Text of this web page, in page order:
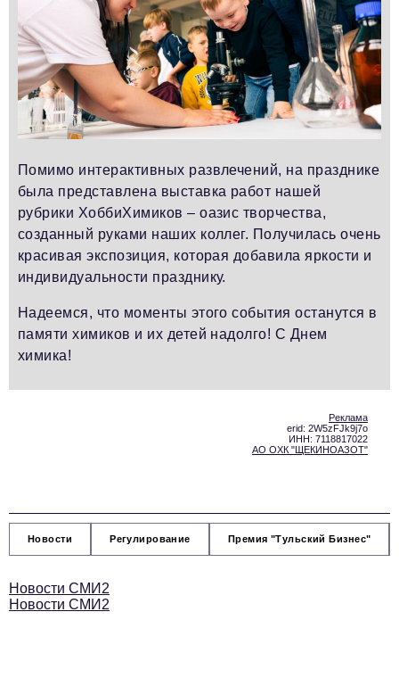
Помимо интерактивных развлечений, на празднике
была представлена выставка работ нашей
рубрики ХоббиХимиков – оазис творчества,
созданный руками наших коллег. Получилась очень
красивая экспозиция, которая добавила яркости и
индивидуальности празднику.
Надеемся, что моменты этого события останутся в
памяти химиков и их детей надолго! С Днем
химика!
Реклама
erid: 2W5zFJk9j7o
ИНН: 7118817022
АО ОХК "ЩЕКИНОАЗОТ"
Новости Регулирование Премия "Тульский Бизнес"
Новости СМИ2
Новости СМИ2